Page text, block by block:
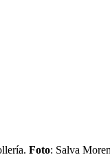
Foto: Salva